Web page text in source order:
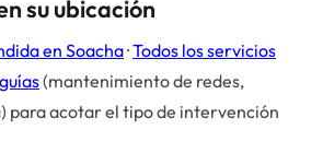
su ubicación
en Soacha·Todos los servicios
(mantenimiento de redes,
para acotar el tipo de intervención